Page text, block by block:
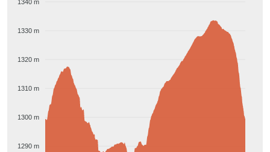
1340 m
1330 m
1320 m
1310 m
1300 m
1290 m